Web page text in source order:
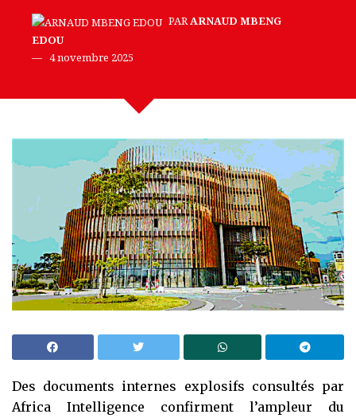
PARARNAUD MBENG
EDOU
4 novembre 2025
Des documents internes explosifs consultés par
Africa Intelligence confirment l’ampleur du